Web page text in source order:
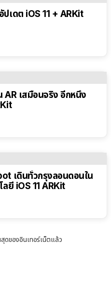
เดต iOS 11 + ARKit
AR เสมือนจริง อีกหนึ่ง
เดินทั่วกรุงลอนดอนใน
ยี iOS 11 ARKit
ดของอินเทอร์เน็ตแล้ว